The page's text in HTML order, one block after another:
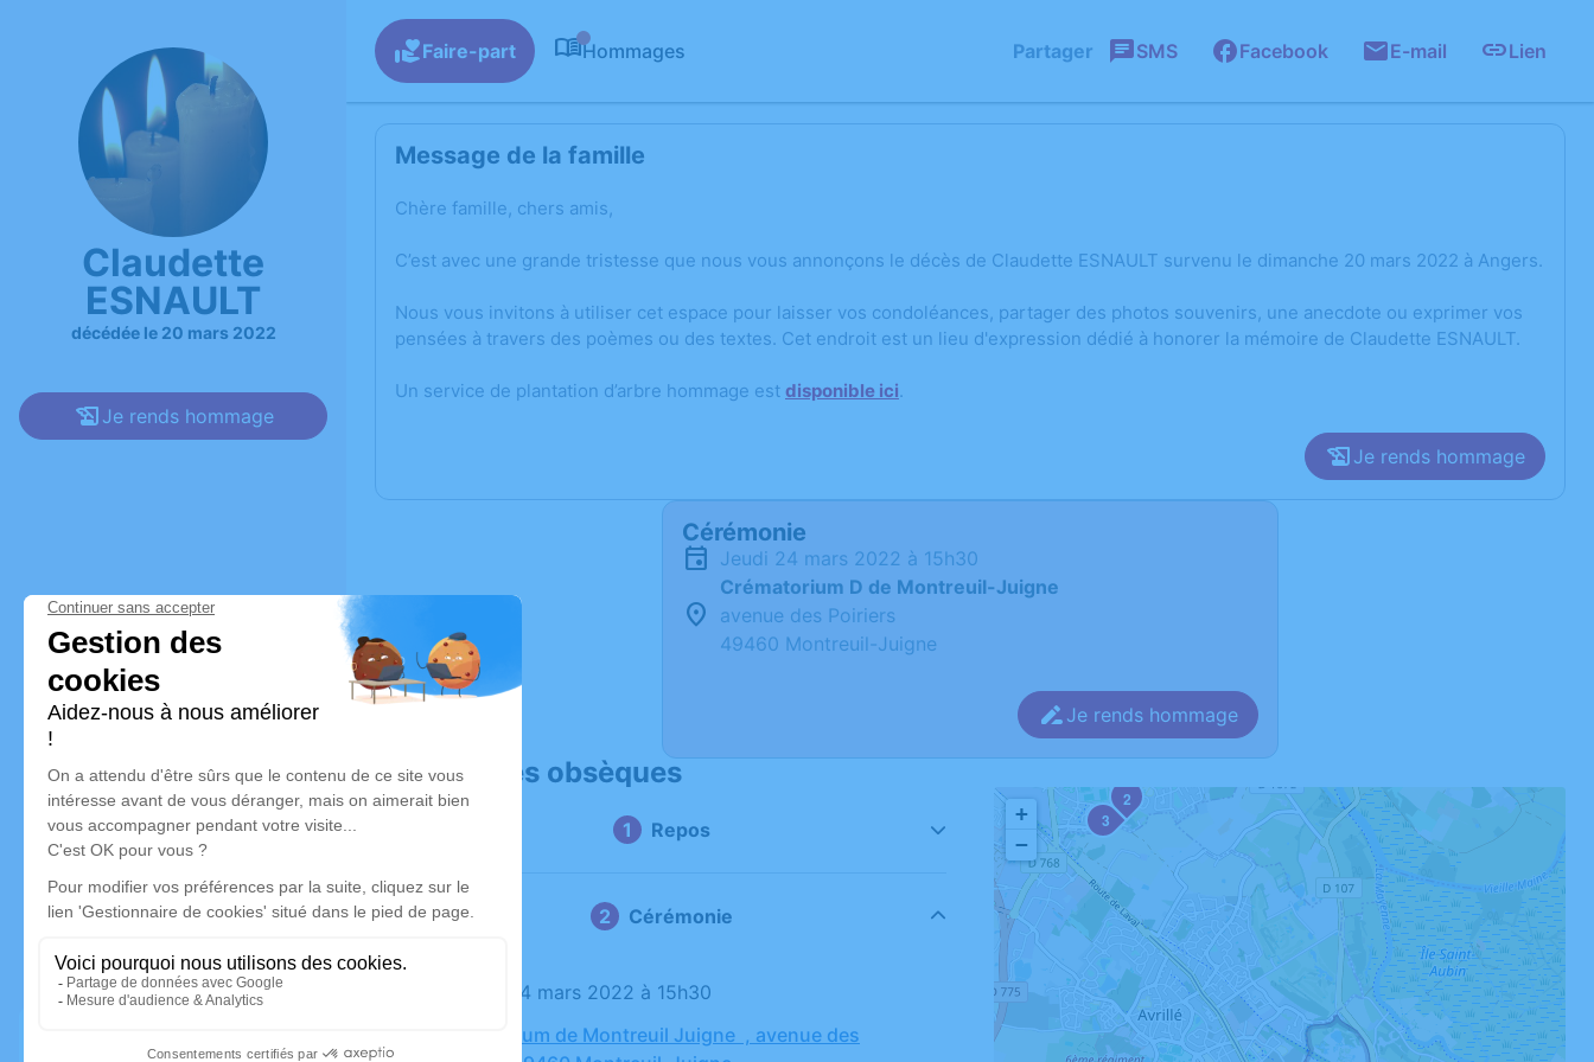
Claudette
ESNAULT
décédée le 20 mars 2022
Je rends hommage
Faire-part Hommages Partager SMS Facebook E-mail Lien
Message de la famille
Chère famille, chers amis,
C’est avec une grande tristesse que nous vous annonçons le décès de Claudette ESNAULT survenu le dimanche 20 mars 2022 à Angers.
Nous vous invitons à utiliser cet espace pour laisser vos condoléances, partager des photos souvenirs, une anecdote ou exprimer vos
pensées à travers des poèmes ou des textes. Cet endroit est un lieu d'expression dédié à honorer la mémoire de Claudette ESNAULT.
Un service de plantation d’arbre hommage est disponible ici.
Je rends hommage
Cérémonie
jeudi 24 mars 2022 à 15h30
Crématorium D de Montreuil-Juigne
avenue des Poiriers
49460 Montreuil-Juigne
Je rends hommage
Déroulé des obsèques
Repos
Cérémonie
Le jeudi 24 mars 2022 à 15h30
Crématorium de Montreuil Juigne , avenue des
2
3
+
−